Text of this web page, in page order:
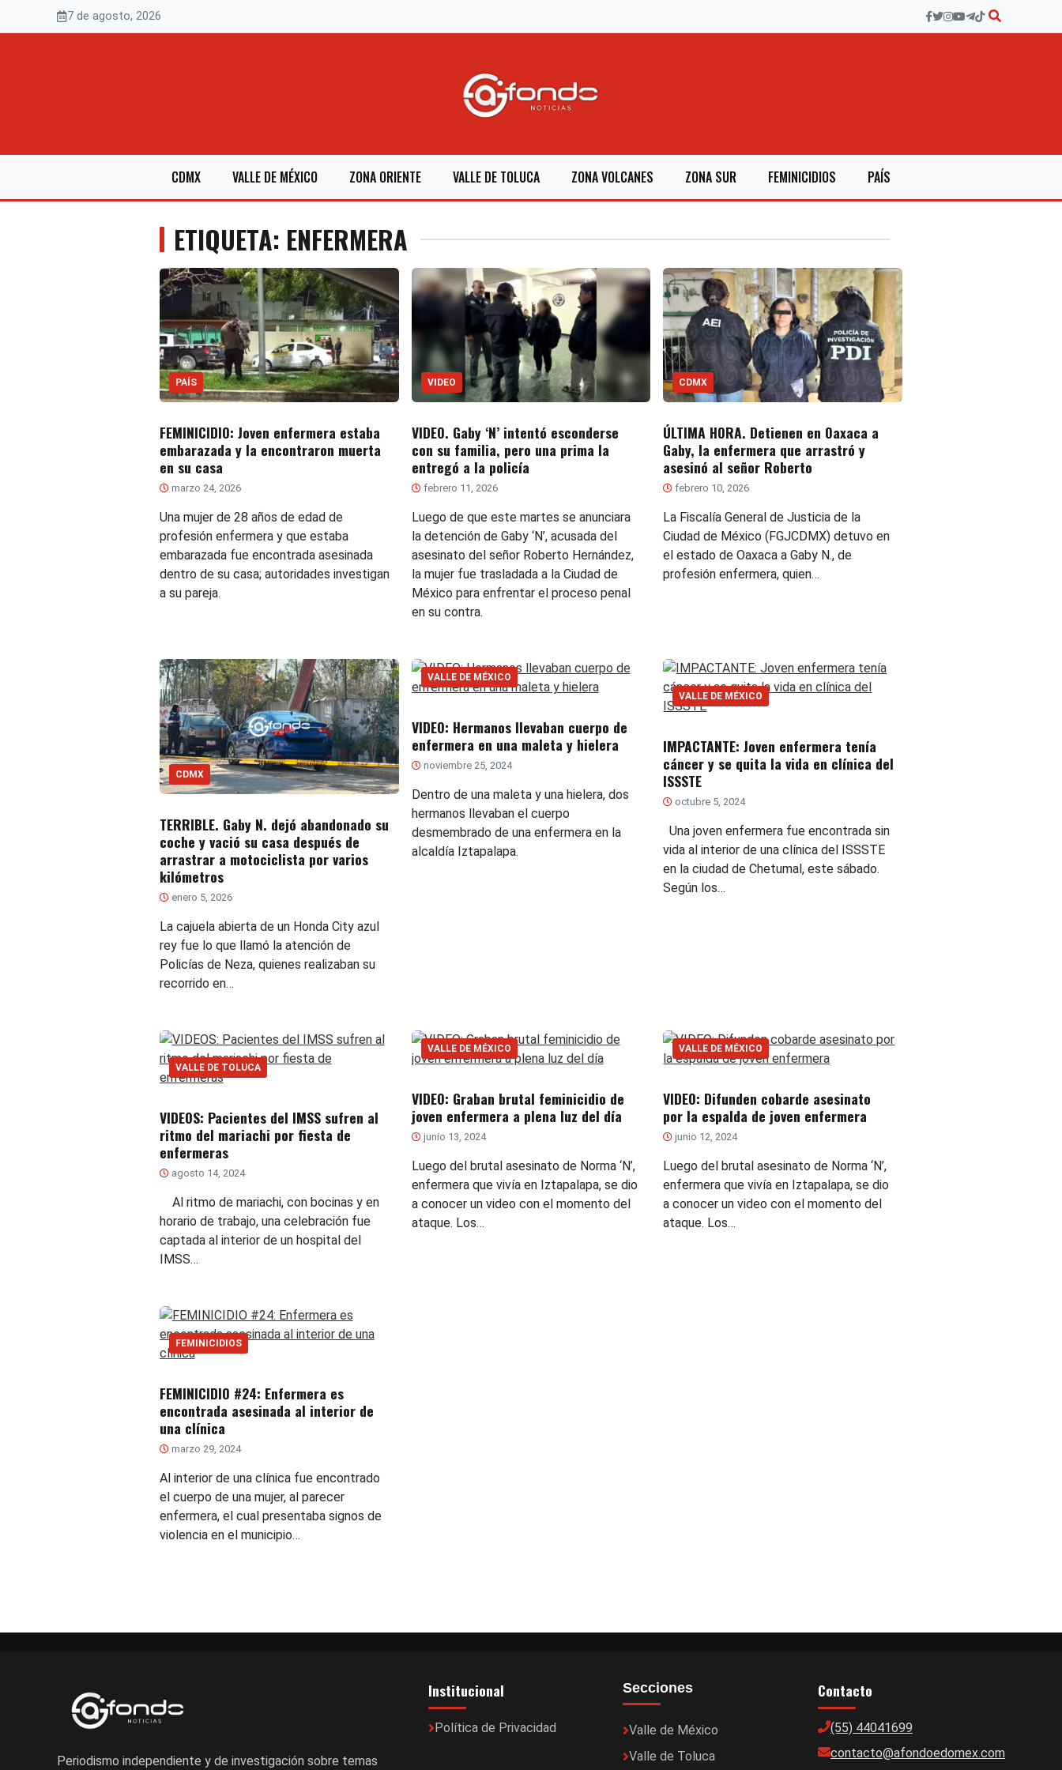
7 de agosto, 2026
CDMX VALLE DE MÉXICO ZONA ORIENTE VALLE DE TOLUCA ZONA VOLCANES ZONA SUR FEMINICIDIOS PAÍS
ETIQUETA: ENFERMERA
PAÍS
FEMINICIDIO: Joven enfermera estaba
embarazada y la encontraron muerta
en su casa
marzo 24, 2026
Una mujer de 28 años de edad de
profesión enfermera y que estaba
embarazada fue encontrada asesinada
dentro de su casa; autoridades investigan
a su pareja.
VIDEO
VIDEO. Gaby ‘N’ intentó esconderse
con su familia, pero una prima la
entregó a la policía
febrero 11, 2026
Luego de que este martes se anunciara
la detención de Gaby ‘N’, acusada del
asesinato del señor Roberto Hernández,
la mujer fue trasladada a la Ciudad de
México para enfrentar el proceso penal
en su contra.
CDMX
ÚLTIMA HORA. Detienen en Oaxaca a
Gaby, la enfermera que arrastró y
asesinó al señor Roberto
febrero 10, 2026
La Fiscalía General de Justicia de la
Ciudad de México (FGJCDMX) detuvo en
el estado de Oaxaca a Gaby N., de
profesión enfermera, quien…
CDMX
TERRIBLE. Gaby N. dejó abandonado su
coche y vació su casa después de
arrastrar a motociclista por varios
kilómetros
enero 5, 2026
La cajuela abierta de un Honda City azul
rey fue lo que llamó la atención de
Policías de Neza, quienes realizaban su
recorrido en…
VALLE DE MÉXICO
VIDEO: Hermanos llevaban cuerpo de
enfermera en una maleta y hielera
noviembre 25, 2024
Dentro de una maleta y una hielera, dos
hermanos llevaban el cuerpo
desmembrado de una enfermera en la
alcaldía Iztapalapa.
VALLE DE MÉXICO
IMPACTANTE: Joven enfermera tenía
cáncer y se quita la vida en clínica del
ISSSTE
octubre 5, 2024
Una joven enfermera fue encontrada sin
vida al interior de una clínica del ISSSTE
en la ciudad de Chetumal, este sábado.
Según los…
VALLE DE TOLUCA
VIDEOS: Pacientes del IMSS sufren al
ritmo del mariachi por fiesta de
enfermeras
agosto 14, 2024
Al ritmo de mariachi, con bocinas y en
horario de trabajo, una celebración fue
captada al interior de un hospital del
IMSS…
VALLE DE MÉXICO
VIDEO: Graban brutal feminicidio de
joven enfermera a plena luz del día
junio 13, 2024
Luego del brutal asesinato de Norma ‘N’,
enfermera que vivía en Iztapalapa, se dio
a conocer un video con el momento del
ataque. Los…
VALLE DE MÉXICO
VIDEO: Difunden cobarde asesinato
por la espalda de joven enfermera
junio 12, 2024
Luego del brutal asesinato de Norma ‘N’,
enfermera que vivía en Iztapalapa, se dio
a conocer un video con el momento del
ataque. Los…
FEMINICIDIOS
FEMINICIDIO #24: Enfermera es
encontrada asesinada al interior de
una clínica
marzo 29, 2024
Al interior de una clínica fue encontrado
el cuerpo de una mujer, al parecer
enfermera, el cual presentaba signos de
violencia en el municipio…
Periodismo independiente y de investigación sobre temas
Institucional
Política de Privacidad
Secciones
Valle de México
Valle de Toluca
Contacto
(55) 44041699
contacto@afondoedomex.com